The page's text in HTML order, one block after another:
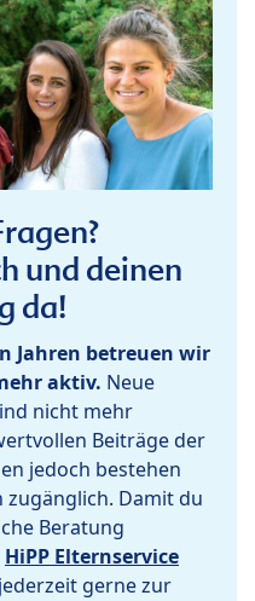
und deinen
da!
Jahren betreuen wir
aktiv. Neue
nicht mehr
Beiträge der
jedoch bestehen
Damit du
Beratung
HiPP Elternservice
gerne zur